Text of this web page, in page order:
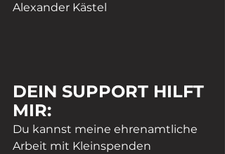
Alexander Kästel
DEIN SUPPORT HILFT
MIR:
Du kannst meine ehrenamtliche
Arbeit mit Kleinspenden